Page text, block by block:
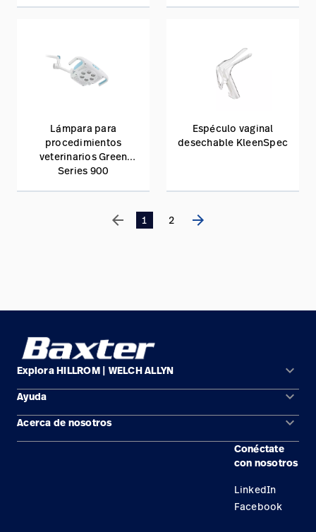
Lámpara para
procedimientos
veterinarios Green
Series 900
Espéculo vaginal
desechable KleenSpec
arrow_back 1 2 arrow_forward
Explora HILLROM | WELCH ALLYN keyboard_arrow_down
Soluciones
Productos
Ayuda keyboard_arrow_down
Comunícate con nosotros
Acerca de nosotros keyboard_arrow_down
Conéctate
con nosotros
LinkedIn
Facebook